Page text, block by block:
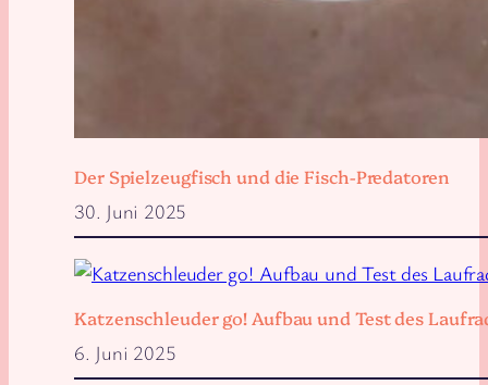
Der Spielzeugfisch und die Fisch-Predatoren
30. Juni 2025
Katzenschleuder go! Aufbau und Test des
6. Juni 2025